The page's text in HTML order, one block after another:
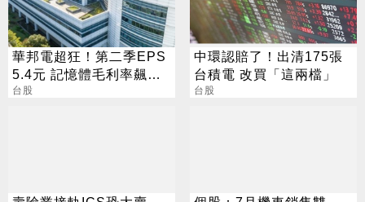
華邦電超狂！第二季EPS
5.4元 記憶體毛利率飆至
70.3%
台股
中環認賠了！出清175張
台積電 改買「這兩檔」
台股